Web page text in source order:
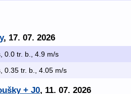
, 17. 07. 2026
0.0 tr. b., 4.9 m/s
0.35 tr. b., 4.05 m/s
+ J0, 11. 07. 2026